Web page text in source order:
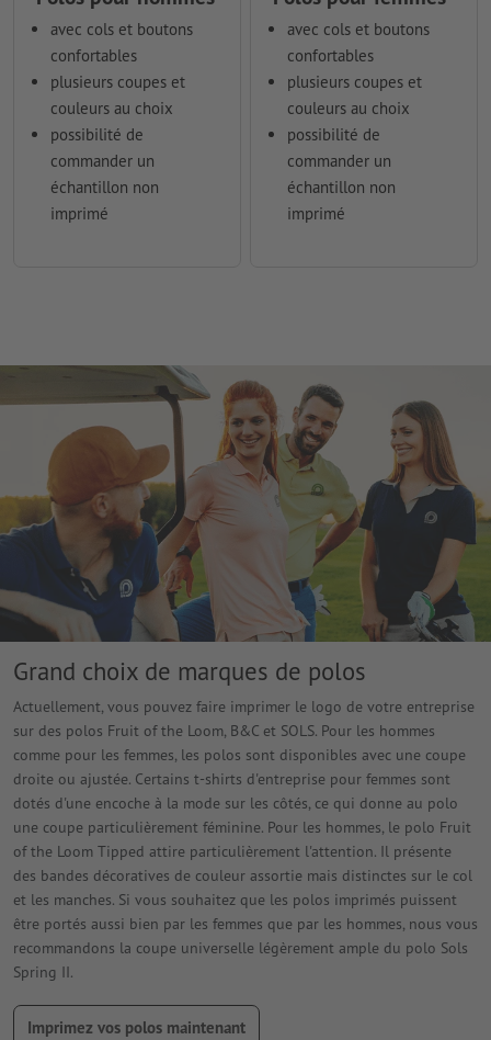
avec cols et boutons
confortables
plusieurs coupes et
couleurs au choix
possibilité de
commander un
échantillon non
imprimé
avec cols et boutons
confortables
plusieurs coupes et
couleurs au choix
possibilité de
commander un
échantillon non
imprimé
Grand choix de marques de polos
Actuellement, vous pouvez faire imprimer le logo de votre entreprise
sur des polos Fruit of the Loom, B&C et SOLS. Pour les hommes
comme pour les femmes, les polos sont disponibles avec une coupe
droite ou ajustée. Certains t-shirts d'entreprise pour femmes sont
dotés d'une encoche à la mode sur les côtés, ce qui donne au polo
une coupe particulièrement féminine. Pour les hommes, le polo Fruit
of the Loom Tipped attire particulièrement l'attention. Il présente
des bandes décoratives de couleur assortie mais distinctes sur le col
et les manches. Si vous souhaitez que les polos imprimés puissent
être portés aussi bien par les femmes que par les hommes, nous vous
recommandons la coupe universelle légèrement ample du polo Sols
Spring II.
Imprimez vos polos maintenant